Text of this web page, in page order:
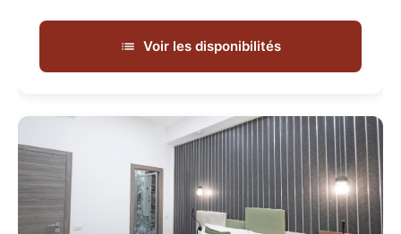
Voir les disponibilités